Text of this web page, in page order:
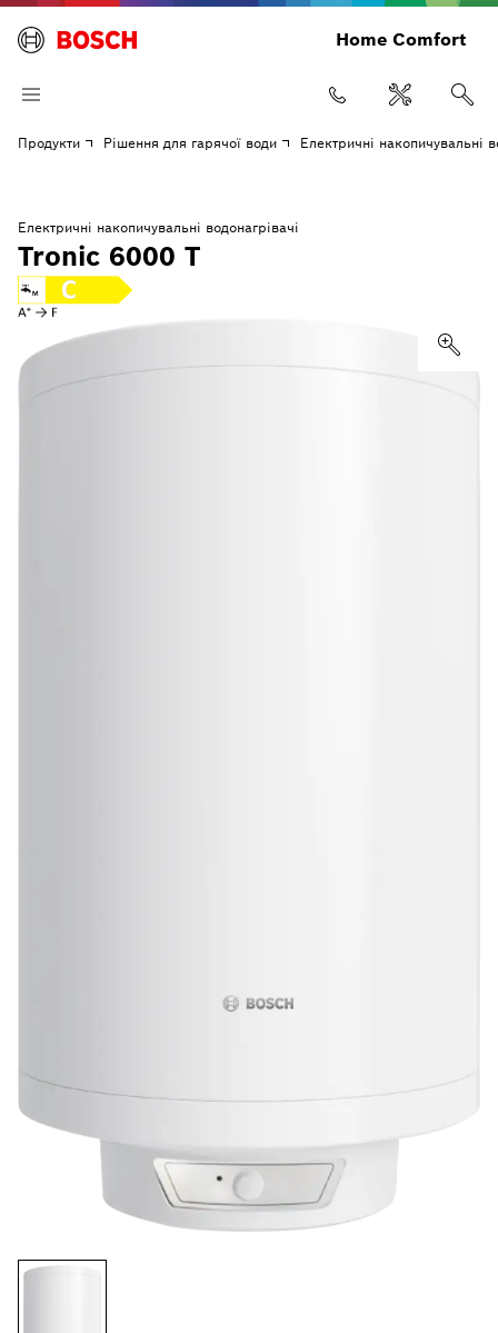
Home Comfort
Продукти Рішення для гарячої води Електричні накопичувальні
Електричні накопичувальні водонагрівачі
Tronic 6000 T